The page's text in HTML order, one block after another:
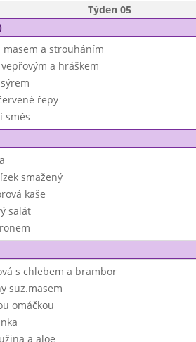
Týden 05
masem a strouháním
a hráškem
řepy
směs
smažený
kaše
salát
s chlebem a brambor
suz.masem
omáčkou
a aloe